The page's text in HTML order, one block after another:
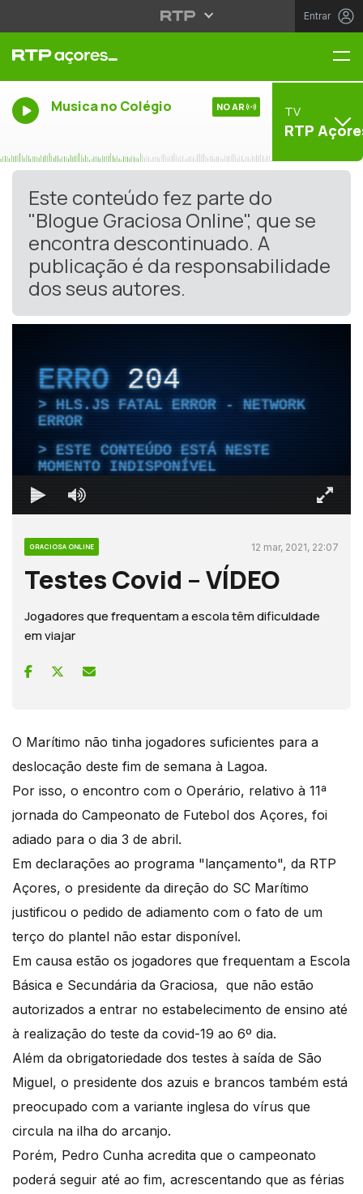
Entrar
Musica no Colégio NO AR TV
RTP
Este conteúdo fez parte do
"Blogue Graciosa Online", que se
encontra descontinuado. A
publicação é da responsabilidade
dos seus autores.
ERRO204
HLS.JS FATAL ERROR - NETWORK
ERROR
ESTE CONTEÚDO ESTÁ NESTE
MOMENTO INDISPONÍVEL
GRACIOSA ONLINE 12 mar, 2021, 22:07
Testes Covid – VÍDEO
Jogadores que frequentam a escola têm dificuldade
em viajar
O Marítimo não tinha jogadores suficientes para a
deslocação deste fim de semana à Lagoa.
Por isso, o encontro com o Operário, relativo à 11ª
jornada do Campeonato de Futebol dos Açores, foi
adiado para o dia 3 de abril.
Em declarações ao programa "lançamento", da RTP
Açores, o presidente da direção do SC Marítimo
justificou o pedido de adiamento com o fato de um
terço do plantel não estar disponível.
Em causa estão os jogadores que frequentam a Escola
Básica e Secundária da Graciosa, que não estão
autorizados a entrar no estabelecimento de ensino até
à realização do teste da covid-19 ao 6º dia.
Além da obrigatoriedade dos testes à saída de São
Miguel, o presidente dos azuis e brancos também está
preocupado com a variante inglesa do vírus que
circula na ilha do arcanjo.
Porém, Pedro Cunha acredita que o campeonato
poderá seguir até ao fim, acrescentando que as férias